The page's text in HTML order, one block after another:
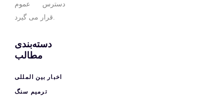
دسترس عموم
قرار می گیرد.
دسته‌بندی
مطالب
اخبار بین المللی
ترمیم سنگ